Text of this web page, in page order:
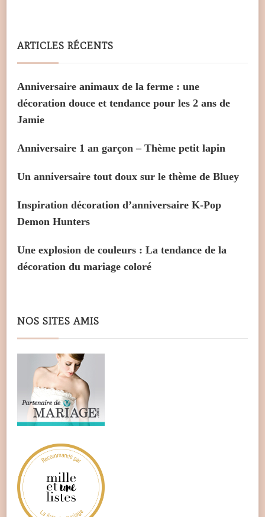
ARTICLES RÉCENTS
Anniversaire animaux de la ferme : une
décoration douce et tendance pour les 2 ans de
Jamie
Anniversaire 1 an garçon – Thème petit lapin
Un anniversaire tout doux sur le thème de Bluey
Inspiration décoration d’anniversaire K-Pop
Demon Hunters
Une explosion de couleurs : La tendance de la
décoration du mariage coloré
NOS SITES AMIS